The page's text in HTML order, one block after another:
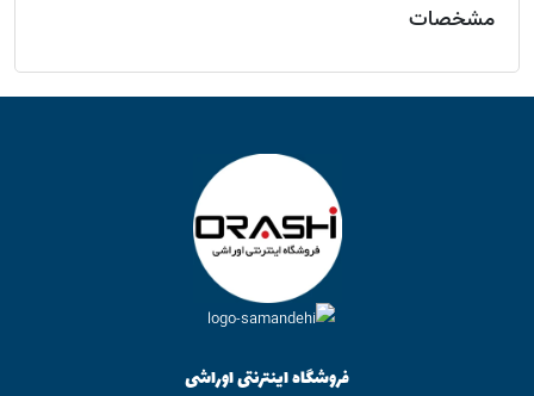
مشخصات
فروشگاه اینترنتی اوراشی